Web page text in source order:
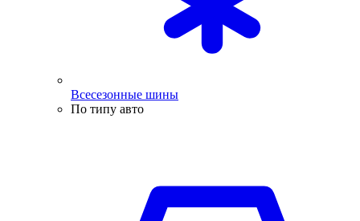
Всесезонные шины
По типу авто